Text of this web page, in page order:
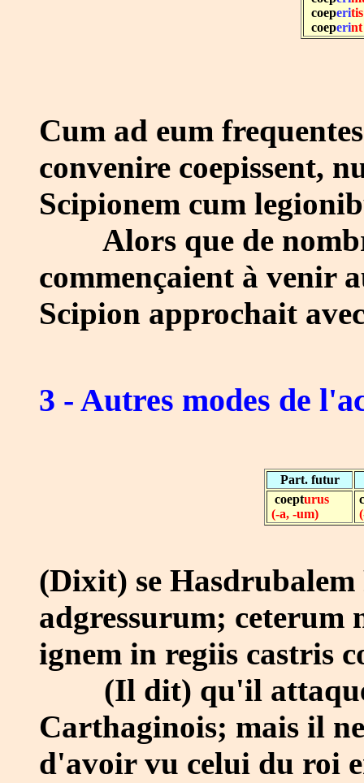
coeperitis
coeperint
Cum ad eum
convenire coepissent,
Scipionem cum
Alors que de
commençaient à venir
Scipion approchait
3 - Autres modes de
Part. futur
coepturus
(-a, -um)
(Dixit) se
adgressurum; ceterum
ignem in regiis castris
(Il dit) qu'il
Carthaginois; mais il
d'avoir vu celui du roi